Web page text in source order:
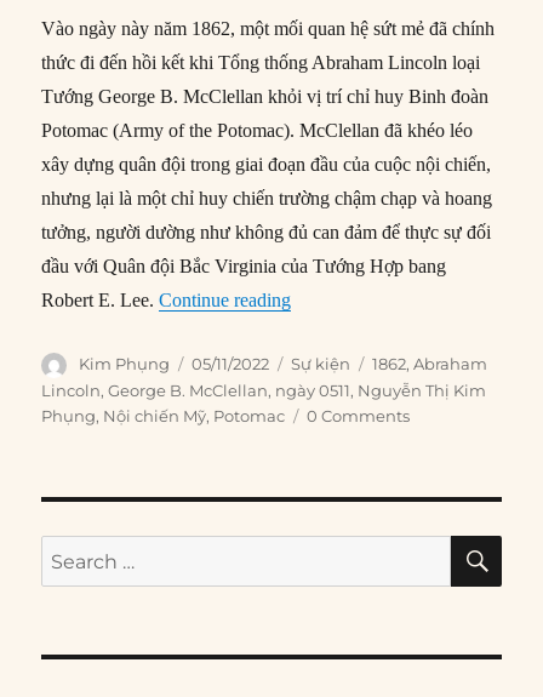
Vào ngày này năm 1862, một mối quan hệ sứt mẻ đã chính
thức đi đến hồi kết khi Tổng thống Abraham Lincoln loại
Tướng George B. McClellan khỏi vị trí chỉ huy Binh đoàn
Potomac (Army of the Potomac). McClellan đã khéo léo
xây dựng quân đội trong giai đoạn đầu của cuộc nội chiến,
nhưng lại là một chỉ huy chiến trường chậm chạp và hoang
tưởng, người dường như không đủ can đảm để thực sự đối
đầu với Quân đội Bắc Virginia của Tướng Hợp bang
Robert E. Lee.Continue reading“05/11/1862: Lincoln loại
Author
Kim Phụng
Posted
on
05/11/2022 Categories
Sự kiện Tags
1862,Abraham
Lincoln,George B. McClellan, ngày 0511, Nguyễn Thị Kim
Phụng, Nội chiến Mỹ, Potomac 0 Comments
Search
for: